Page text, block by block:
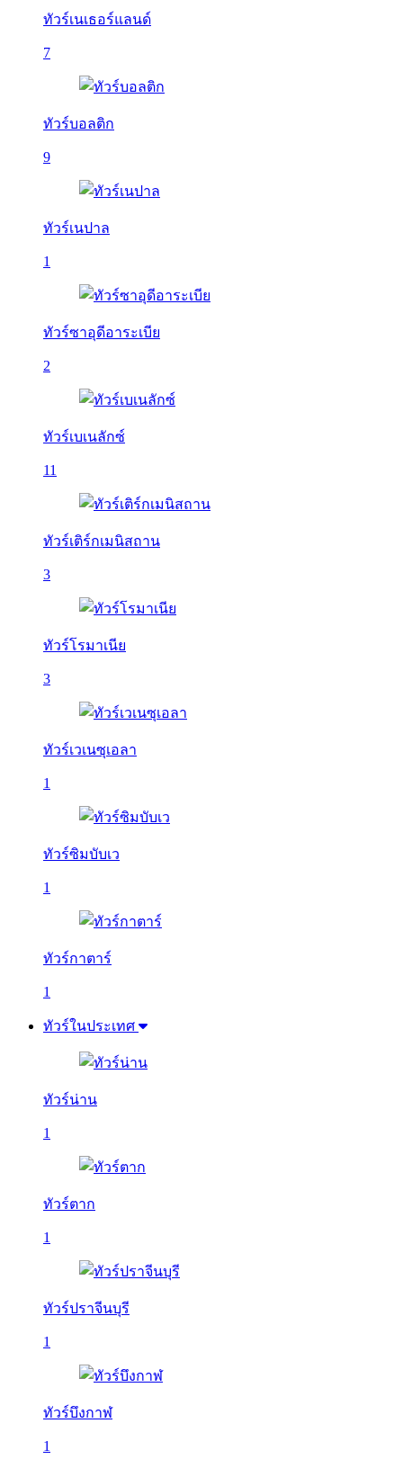
ทัวร์เนเธอร์แลนด์
7
ทัวร์บอลติก
9
ทัวร์เนปาล
1
ทัวร์ซาอุดีอาระเบีย
2
ทัวร์เบเนลักซ์
11
ทัวร์เติร์กเมนิสถาน
3
ทัวร์โรมาเนีย
3
ทัวร์เวเนซุเอลา
1
ทัวร์ซิมบับเว
1
ทัวร์กาตาร์
1
ทัวร์ในประเทศ
ทัวร์น่าน
1
ทัวร์ตาก
1
ทัวร์ปราจีนบุรี
1
ทัวร์บึงกาฬ
1